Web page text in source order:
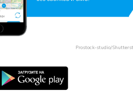
Prostock-studio/